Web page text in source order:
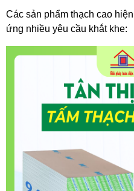
Các sản phẩm thạch cao
ứng nhiều yêu cầu khắt khe: